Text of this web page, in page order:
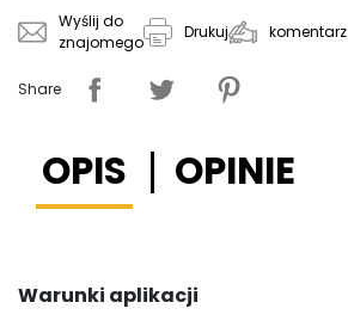
Wyślij do
znajomego
Drukuj komentarz
Share
OPIS OPINIE
Warunki aplikacji